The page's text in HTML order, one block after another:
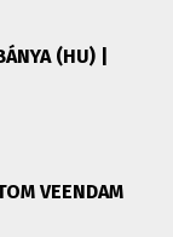
(HU) |
VEENDAM